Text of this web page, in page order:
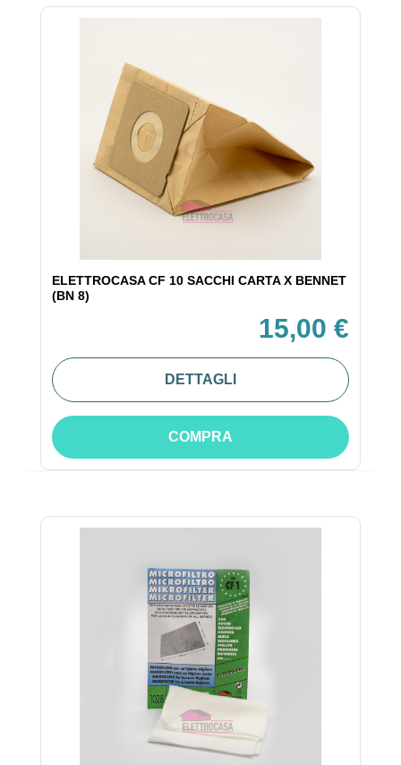
ELETTROCASA CF 10 SACCHI CARTA X BENNET
(BN 8)
15,00 €
DETTAGLI
COMPRA